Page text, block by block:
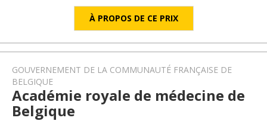
À PROPOS DE CE PRIX
GOUVERNEMENT DE LA COMMUNAUTÉ FRANÇAISE DE
BELGIQUE
Académie royale de médecine de
Belgique